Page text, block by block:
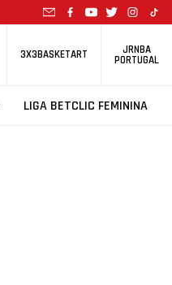
3X3BASKETART JRNBA
PORTUGAL
LIGA BETCLIC FEMININA